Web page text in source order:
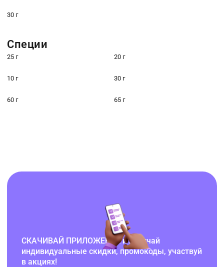
30 г
Специи
25 г 20 г
10 г 30 г
60 г 65 г
СКАЧИВАЙ ПРИЛОЖЕНИЕ и получай
индивидуальные скидки, промокоды, участвуй
в акциях!